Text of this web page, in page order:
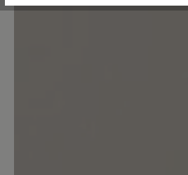
Keine Bewertungen gefunden.